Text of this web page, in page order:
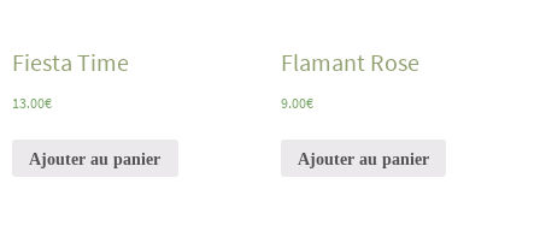
Fiesta Time
13.00€
Ajouter au panier
Flamant Rose
9.00€
Ajouter au panier